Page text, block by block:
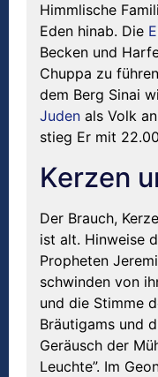
Himmlische
Eden hinab. Die
Becken und
Chuppa zu
dem Berg Sinai
Juden als Volk
stieg Er mit
Kerzen
Der Brauch,
ist alt. Hinweise
Propheten
schwinden von
und die Stimme
Bräutigams und
Geräusch der
Leuchte”. Im